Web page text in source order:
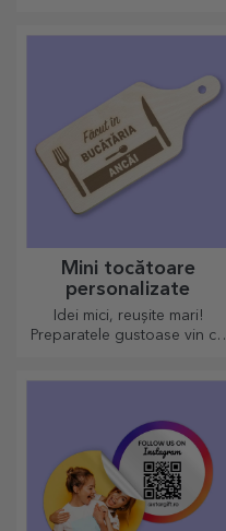
Mini tocătoare
personalizate
Idei mici, reușite mari!
Preparatele gustoase vin cu